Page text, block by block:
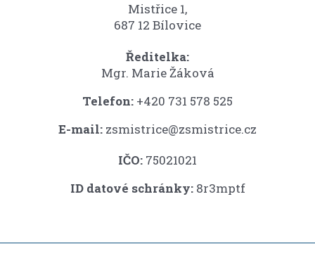
Mistřice 1,
687 12 Bílovice
Ředitelka:
Mgr. Marie Žáková
Telefon: +420 731 578 525
E-mail: zsmistrice@zsmistrice.cz
IČO: 75021021
ID datové schránky:8r3mptf